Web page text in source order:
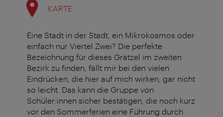
KARTE
Eine Stadt in der Stadt, ein Mikrokosmos oder
einfach nur Viertel Zwei? Die perfekte
Bezeichnung für dieses Grätzel im zweiten
Bezirk zu finden, fällt mir bei den vielen
Eindrücken, die hier auf mich wirken, gar nicht
so leicht. Das kann die Gruppe von
Schüler:innen sicher bestätigen, die noch kurz
vor den Sommerferien eine Führung durch